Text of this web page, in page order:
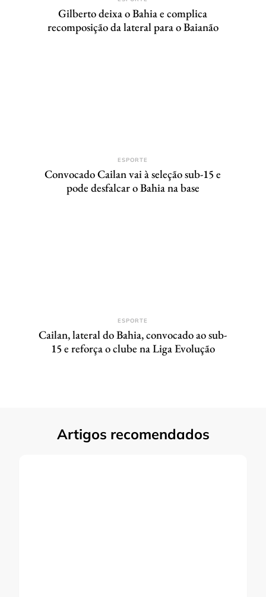
Gilberto deixa o Bahia e complica
recomposição da lateral para o Baianão
ESPORTE
Convocado Cailan vai à seleção sub-15 e
pode desfalcar o Bahia na base
ESPORTE
Cailan, lateral do Bahia, convocado ao sub-
15 e reforça o clube na Liga Evolução
Artigos recomendados